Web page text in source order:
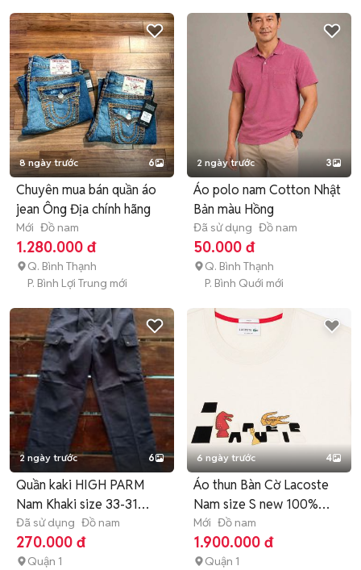
8 ngày trước 6
Chuyên mua bán quần áo
jean Ông Địa chính hãng
Mới Đồ nam
1.280.000 đ
Q. Bình Thạnh
P. Bình Lợi Trung mới
2 ngày trước 3
Áo polo nam Cotton Nhật
Bản màu Hồng
Đã sử dụng Đồ nam
50.000 đ
Q. Bình Thạnh
P. Bình Quới mới
2 ngày trước 6
Quần kaki HIGH PARM
Nam Khaki size 33-31
Nhật Bản
Đã sử dụng Đồ nam
270.000 đ
Quận 1
6 ngày trước 4
Áo thun Bàn Cờ Lacoste
Nam size S new 100%
fulltag
Mới Đồ nam
1.900.000 đ
Quận 1